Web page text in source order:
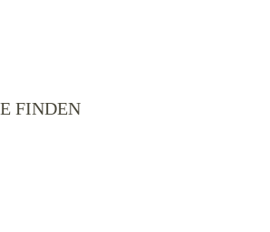
FINDEN